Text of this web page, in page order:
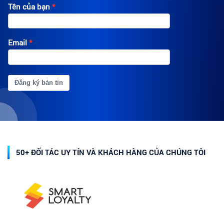
Tên của bạn
Email
Đăng ký bản tin
50+ ĐỐI TÁC UY TÍN VÀ KHÁCH HÀNG CỦA CHÚNG TÔI